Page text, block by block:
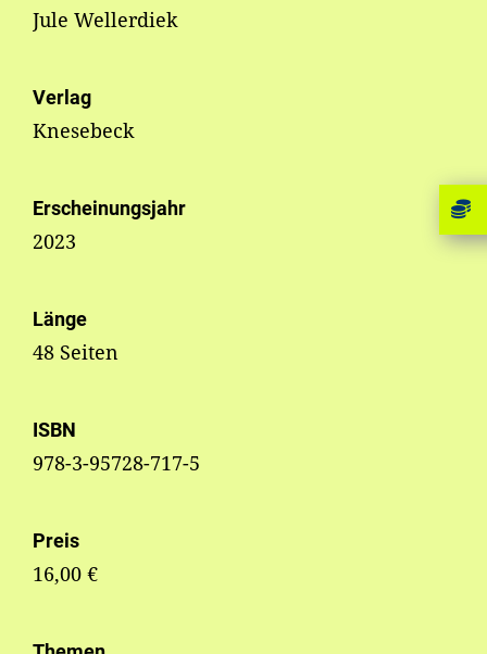
Jule Wellerdiek
Verlag
Knesebeck
Erscheinungsjahr
2023
Länge
48 Seiten
ISBN
978-3-95728-717-5
Preis
16,00 €